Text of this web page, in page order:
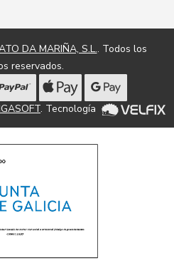
DA MARIÑA, S.L.. Todos los
reservados.
. Tecnología